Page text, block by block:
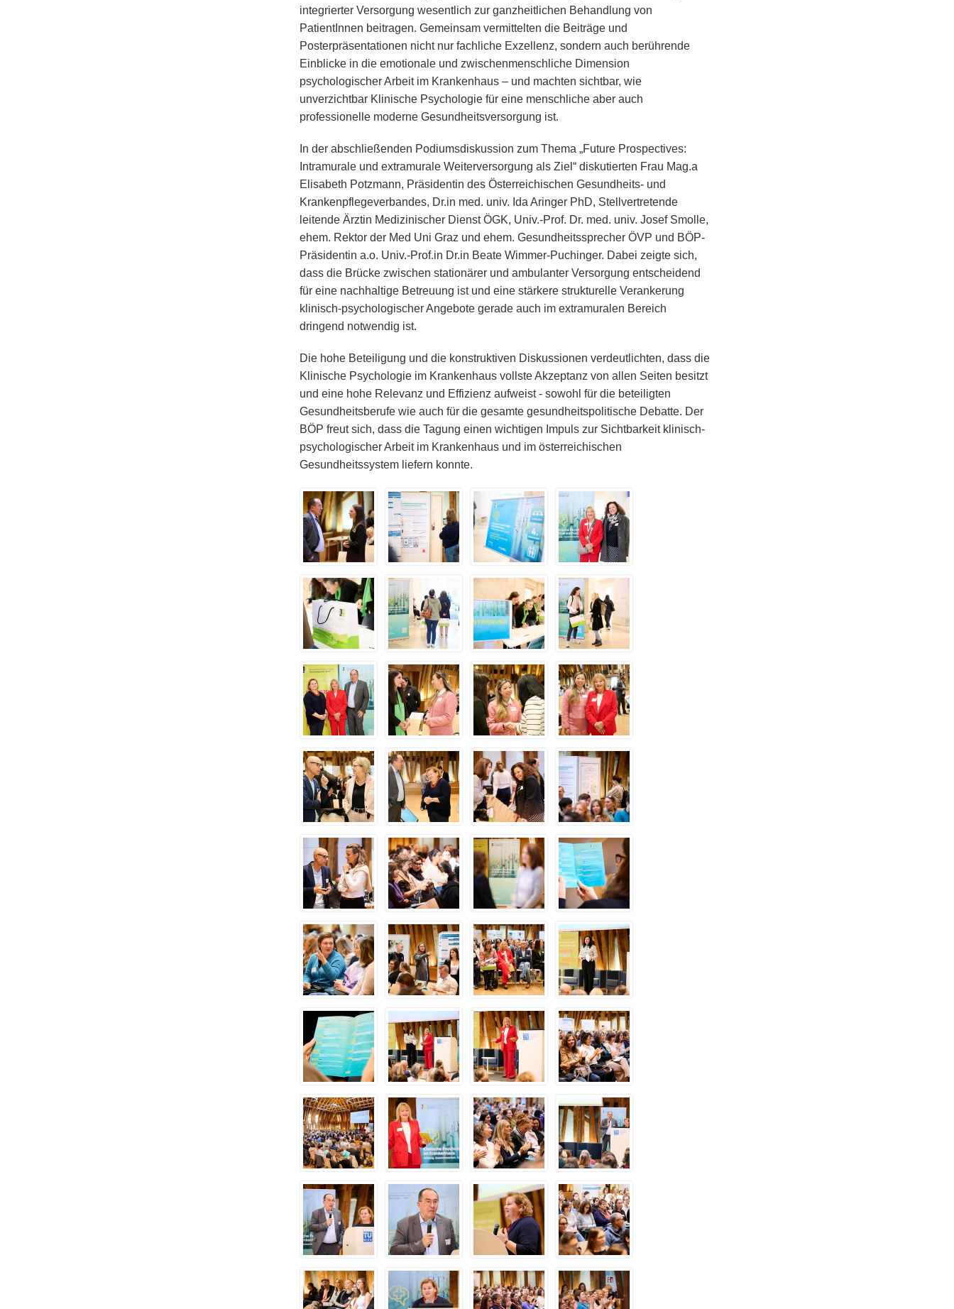
integrierter Versorgung wesentlich zur ganzheitlichen Behandlung von
PatientInnen beitragen. Gemeinsam vermittelten die Beiträge und
Posterpräsentationen nicht nur fachliche Exzellenz, sondern auch berührende
Einblicke in die emotionale und zwischenmenschliche Dimension
psychologischer Arbeit im Krankenhaus – und machten sichtbar, wie
unverzichtbar Klinische Psychologie für eine menschliche aber auch
professionelle moderne Gesundheitsversorgung ist.
In der abschließenden Podiumsdiskussion zum Thema „Future Prospectives:
Intramurale und extramurale Weiterversorgung als Ziel“ diskutierten Frau Mag.a
Elisabeth Potzmann, Präsidentin des Österreichischen Gesundheits- und
Krankenpflegeverbandes, Dr.in med. univ. Ida Aringer PhD, Stellvertretende
leitende Ärztin Medizinischer Dienst ÖGK, Univ.-Prof. Dr. med. univ. Josef Smolle,
ehem. Rektor der Med Uni Graz und ehem. Gesundheitssprecher ÖVP und BÖP-
Präsidentin a.o. Univ.-Prof.in Dr.in Beate Wimmer-Puchinger. Dabei zeigte sich,
dass die Brücke zwischen stationärer und ambulanter Versorgung entscheidend
für eine nachhaltige Betreuung ist und eine stärkere strukturelle Verankerung
klinisch-psychologischer Angebote gerade auch im extramuralen Bereich
dringend notwendig ist.
Die hohe Beteiligung und die konstruktiven Diskussionen verdeutlichten, dass die
Klinische Psychologie im Krankenhaus vollste Akzeptanz von allen Seiten besitzt
und eine hohe Relevanz und Effizienz aufweist - sowohl für die beteiligten
Gesundheitsberufe wie auch für die gesamte gesundheitspolitische Debatte. Der
BÖP freut sich, dass die Tagung einen wichtigen Impuls zur Sichtbarkeit klinisch-
psychologischer Arbeit im Krankenhaus und im österreichischen
Gesundheitssystem liefern konnte.